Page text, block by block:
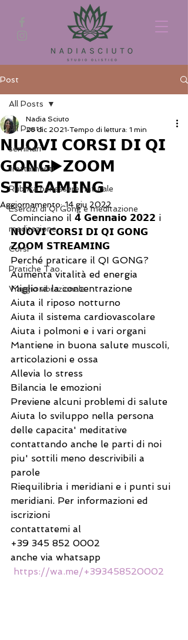
Post
All Posts
seminari
trattamenti
Rubrica benessere naturale
Esercizi di Qi Gong e meditazione
meditazione
Corsi
Pratiche Tao
Viaggio vibrazionale
All Posts
𝗡𝗨𝗢𝗩𝗜 𝗖𝗢𝗥𝗦𝗜 𝗗𝗜 𝗤𝗜
𝗚𝗢𝗡𝗚▶️𝗭𝗢𝗢𝗠
𝗦𝗧𝗥𝗘𝗔𝗠𝗜𝗡𝗚
Nadia Sciuto
28 dic 2021 Tempo di lettura: 1 min
Aggiornamento:14 giu 2022
Cominciano il 𝟰 𝗚𝗲𝗻𝗻𝗮𝗶𝗼 𝟮𝟬𝟮𝟮 i
𝗡𝗨𝗢𝗩𝗜 𝗖𝗢𝗥𝗦𝗜 𝗗𝗜 𝗤𝗜 𝗚𝗢𝗡𝗚
𝗭𝗢𝗢𝗠 𝗦𝗧𝗥𝗘𝗔𝗠𝗜𝗡𝗚
Perché praticare il QI GONG?
Aumenta vitalità ed energia
Migliora la concentrazione
Aiuta il riposo notturno
Aiuta il sistema cardiovascolare
Aiuta i polmoni e i vari organi
Mantiene in buona salute muscoli,
articolazioni e ossa
Allevia lo stress
Bilancia le emozioni
Previene alcuni problemi di salute
Aiuta lo sviluppo nella persona
delle capacita' meditative
contattando anche le parti di noi
piu' sottili meno descrivibili a
parole
Riequilibria i meridiani e i punti sui
meridiani. Per informazioni ed
iscrizioni
contattatemi al
+39 345 852 0002
anche via whatsapp
https://wa.me/+393458520002